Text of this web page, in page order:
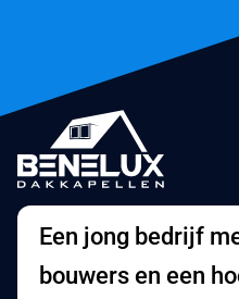
Een jong bedrijf
bouwers en een